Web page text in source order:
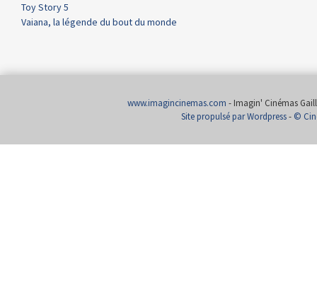
Toy Story 5
Vaiana, la légende du bout du monde
www.imagincinemas.com - Imagin' Cinémas
Site propulsé par Wordpress- ©